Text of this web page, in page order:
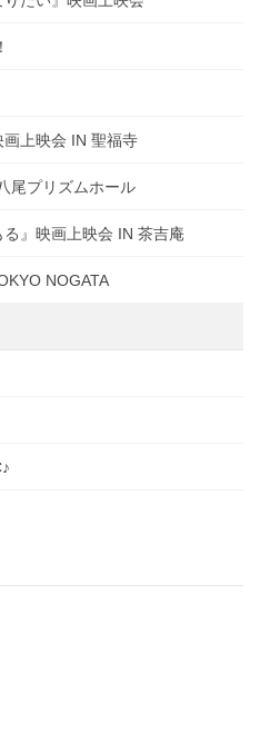
上映会 IN 聖福寺
尾プリズムホール
』映画上映会 IN 茶吉庵
NOGATA